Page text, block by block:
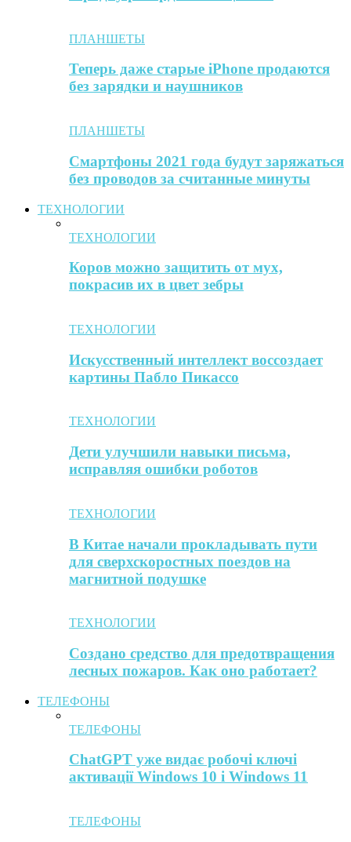
ПЛАНШЕТЫ
Теперь даже старые iPhone продаются
без зарядки и наушников
ПЛАНШЕТЫ
Смартфоны 2021 года будут заряжаться
без проводов за считанные минуты
ТЕХНОЛОГИИ
ТЕХНОЛОГИИ
Коров можно защитить от мух,
покрасив их в цвет зебры
ТЕХНОЛОГИИ
Искусственный интеллект воссоздает
картины Пабло Пикассо
ТЕХНОЛОГИИ
Дети улучшили навыки письма,
исправляя ошибки роботов
ТЕХНОЛОГИИ
В Китае начали прокладывать пути
для сверхскоростных поездов на
магнитной подушке
ТЕХНОЛОГИИ
Создано средство для предотвращения
лесных пожаров. Как оно работает?
ТЕЛЕФОНЫ
ТЕЛЕФОНЫ
ChatGPT уже видає робочі ключі
активації Windows 10 і Windows 11
ТЕЛЕФОНЫ